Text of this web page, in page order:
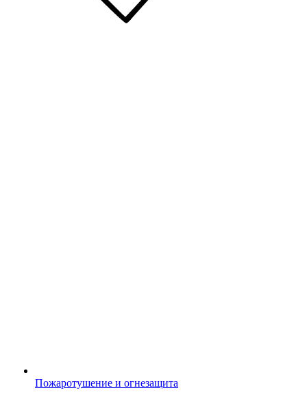
Пожаротушение и огнезащита